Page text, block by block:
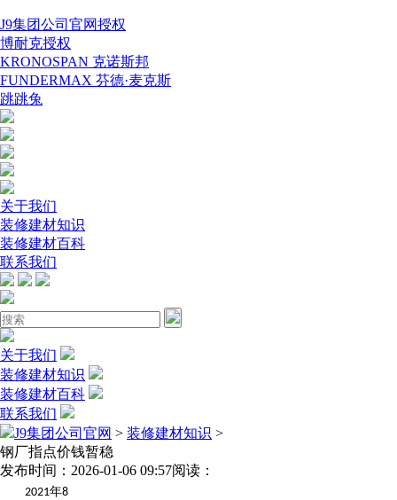
J9集团公司官网授权
博耐克授权
KRONOSPAN 克诺斯邦
FUNDERMAX 芬德·麦克斯
跳跳兔
关于我们
装修建材知识
装修建材百科
联系我们
关于我们
装修建材知识
装修建材百科
联系我们
J9集团公司官网 > 装修建材知识 >
钢厂指点价钱暂稳
发布时间：2026-01-06 09:57阅读：
2021年8